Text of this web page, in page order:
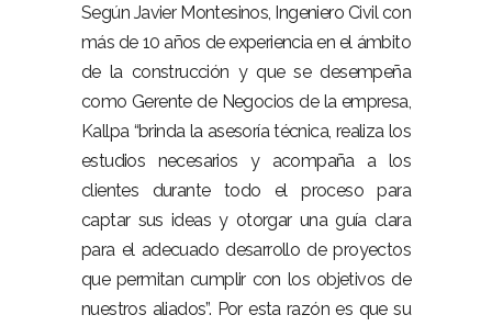
Según Javier Montesinos, Ingeniero Civil con
más de 10 años de experiencia en el ámbito
de la construcción y que se desempeña
como Gerente de Negocios de la empresa,
Kallpa “brinda la asesoría técnica, realiza los
estudios necesarios y acompaña a los
clientes durante todo el proceso para
captar sus ideas y otorgar una guía clara
para el adecuado desarrollo de proyectos
que permitan cumplir con los objetivos de
nuestros aliados”. Por esta razón es que su